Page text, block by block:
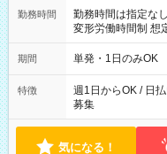
勤務時間
勤務時間は指定なし
変形労働時間制 想定労働時間
～21：00
期間 単発・1日のみOK
特徴
週1日からOK / 日
募集
気になる！